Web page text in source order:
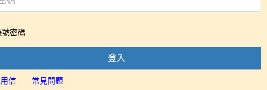
密碼
登入
信 常見問題